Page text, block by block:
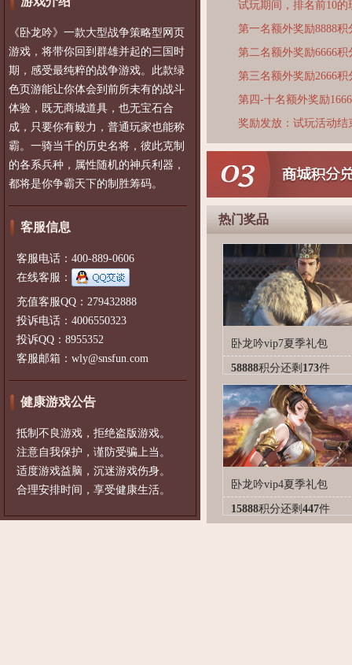
《卧龙吟》一款大型战争策略型网页
游戏，将带你回到群雄并起的三国时
期，感受最纯粹的战争游戏。此款绿
色页游能让你体会到前所未有的战斗
体验，既无商城道具，也无宝石合
成，只要你有毅力，普通玩家也能称
霸。一骑当千的历史名将，彼此克制
的各系兵种，属性随机的神兵利器，
都将是你争霸天下的制胜筹码。
客服信息
客服电话：400-889-0606
在线客服：
充值客服QQ：279432888
投诉电话：4006550323
投诉QQ：8955352
客服邮箱：wly@snsfun.com
健康游戏公告
抵制不良游戏，拒绝盗版游戏。
注意自我保护，谨防受骗上当。
适度游戏益脑，沉迷游戏伤身。
合理安排时间，享受健康生活。
试玩期间，排名前10
第一名额外奖励8888积
第二名额外奖励6666积
第三名额外奖励2666积
第四-十名额外奖励
奖励发放：试玩活动
热门奖品
卧龙吟vip7夏季礼包
58888积分还剩 173件
卧龙吟vip4夏季礼包
15888积分还剩 447件